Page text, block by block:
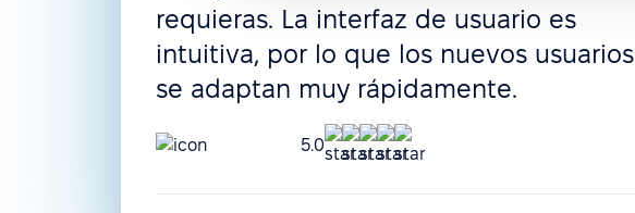
requieras. La interfaz de usuario es
intuitiva, por lo que los nuevos usuarios
se adaptan muy rápidamente.
5.0